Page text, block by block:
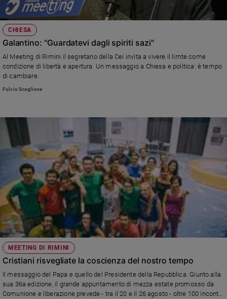
CHIESA
Galantino: "Guardatevi dagli spiriti sazi"
Al Meeting di Rimini il segretario della Cei invita a vivere il limte come
condizione di libertà e apertura. Un messaggio a Chiesa e politica: è tempo
di cambiare.
Fulvio Scaglione
MEETING DI RIMINI
Cristiani risvegliate la coscienza del nostro tempo
Il messaggio del Papa e quello del Presidente della Repubblica. Giunto alla
sua 36a edizione, il grande appuntamento di mezza estate promosso da
Comunione e liberazione prevede - tra il 20 e il 26 agosto - oltre 100 incontri